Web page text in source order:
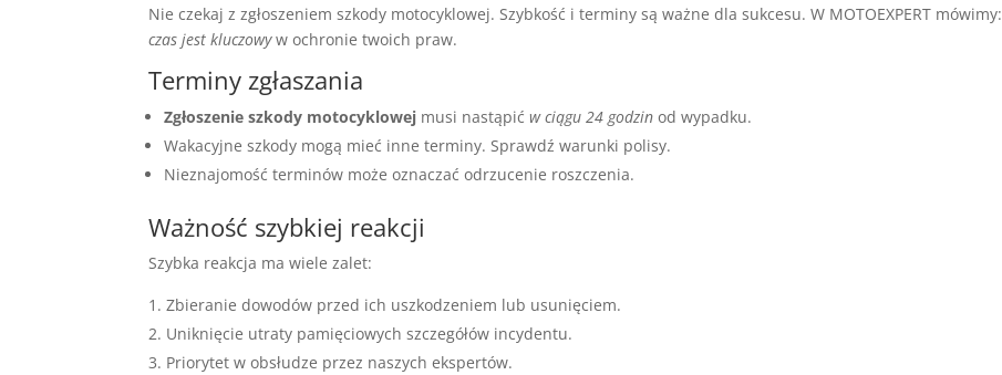
Nie czekaj z zgłoszeniem szkody motocyklowej. Szybkość i terminy są ważne dla sukcesu. W MOTOEXPERT mówimy:
czas jest kluczowyw ochronie twoich praw.
Terminy zgłaszania
Zgłoszenie szkody motocyklowej musi nastąpićw ciągu 24 godzin od wypadku.
Wakacyjne szkody mogą mieć inne terminy. Sprawdź warunki polisy.
Nieznajomość terminów może oznaczać odrzucenie roszczenia.
Ważność szybkiej reakcji
Szybka reakcja ma wiele zalet:
Zbieranie dowodów przed ich uszkodzeniem lub usunięciem.
Uniknięcie utraty pamięciowych szczegółów incydentu.
Priorytet w obsłudze przez naszych ekspertów.